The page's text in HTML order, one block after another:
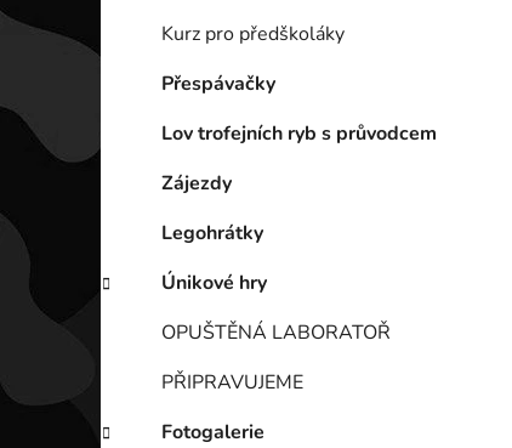
Kurz pro předškoláky
Přespávačky
Lov trofejních ryb s průvodcem
Zájezdy
Legohrátky
Únikové hry
OPUŠTĚNÁ LABORATOŘ
PŘIPRAVUJEME
Fotogalerie